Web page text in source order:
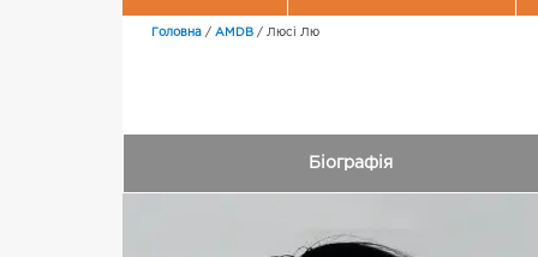
Головна / AMDB / Люсі Лю
Біографія